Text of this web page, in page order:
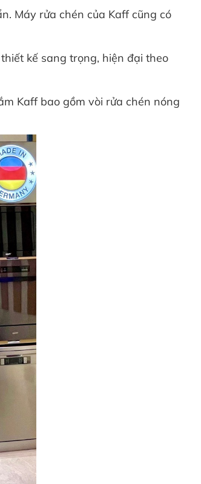
Máy rửa chén của Kaff cũng có
kế sang trọng, hiện đại theo
Kaff bao gồm vòi rửa chén nóng